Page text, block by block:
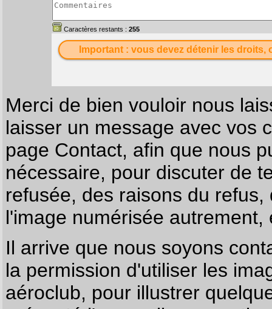
Caractères restants : 255
Important : vous devez détenir les
Merci de bien vouloir nous
laisser un message avec vos
page Contact, afin que nous
nécessaire, pour discuter de
refusée, des raisons du
l'image numérisée autrement,
Il arrive que nous soyons
la permission d'utiliser les
aéroclub, pour illustrer